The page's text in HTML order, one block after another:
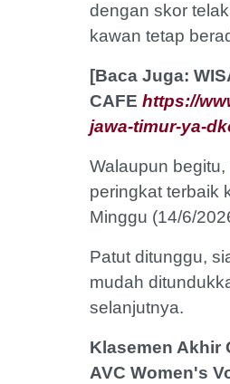
dengan skor
kawan tetap
[Baca Juga:
CAFE https://
jawa-timur-ya-
Walaupun
peringkat terbaik
Minggu (14/6/
Patut ditunggu,
mudah
selanjutnya.
Klasemen Akhir
AVC Women's